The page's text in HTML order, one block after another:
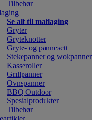
Tilbehør
Se alt til matlaging
Gryter
Gryteknotter
Gryte- og pannesett
Stekepanner og wokpanner
Kasseroller
Grillpanner
Ovnspanner
BBQ Outdoor
Spesialprodukter
Tilbehør